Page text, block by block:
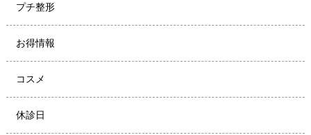
プチ整形
お得情報
コスメ
休診日